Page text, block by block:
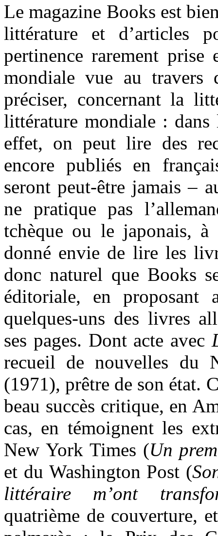
Le magazine Books est
littérature et d’articles
pertinence rarement prise
mondiale vue au
préciser, concernant la
littérature mondiale : dans
effet, on peut lire des
encore publiés en
seront peut-être jamais –
ne pratique pas
tchèque ou le japonais, à
donné envie de lire les
donc naturel que Books
éditoriale, en proposant
quelques-uns des livres
ses pages. Dont acte avec
recueil de nouvelles du
(1971), prêtre de son état.
beau succès critique, en
cas, en témoignent les
New York Times (Un
et du Washington Post (
littéraire m’ont
quatrième de couverture,